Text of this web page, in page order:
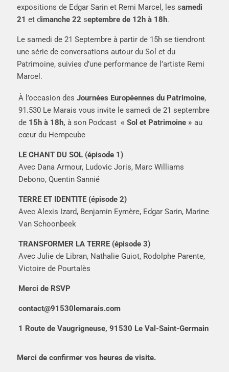
expositions de Edgar Sarin et Remi Marcel, les samedi
21 et dimanche 22 septembre de 12h à 18h.
Le samedi de 21 Septembre à partir de 15h se tiendront
une série de conversations autour du Sol et du
Patrimoine, suivies d’une performance de l’artiste Remi
Marcel.
À l’occasion des Journées Européennes du Patrimoine,
91.530 Le Marais vous invite le samedi de 21 septembre
de 15h à 18h, à son Podcast « Sol et Patrimoine » au
cœur du Hempcube
LE CHANT DU SOL (épisode 1)
Avec Dana Armour, Ludovic Joris, Marc Williams
Debono, Quentin Sannié
TERRE ET IDENTITE (épisode 2)
Avec Alexis Izard, Benjamin Eymère, Edgar Sarin, Marine
Van Schoonbeek
TRANSFORMER LA TERRE (épisode 3)
Avec Julie de Libran, Nathalie Guiot, Rodolphe Parente,
Victoire de Pourtalès
Merci de RSVP
contact@91530lemarais.com
1 Route de Vaugrigneuse, 91530 Le Val-Saint-Germain
Merci de confirmer vos heures de visite.